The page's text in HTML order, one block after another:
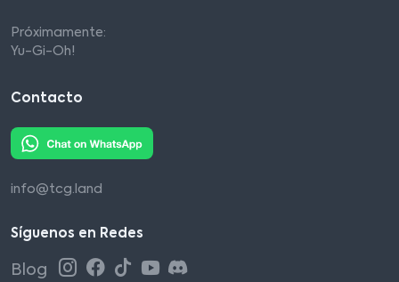
Próximamente:
Yu-Gi-Oh!
Contacto
info@tcg.land
Síguenos en Redes
Blog